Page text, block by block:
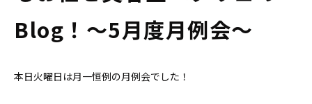
Blog！〜5月度月例会〜
本日火曜日は月一恒例の月例会でした！